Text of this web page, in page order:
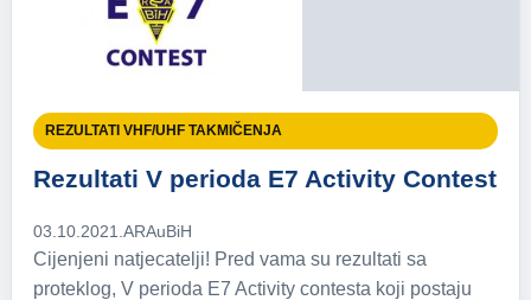
REZULTATI VHF/UHF TAKMIČENJA
Rezultati V perioda E7 Activity Contest
03.10.2021. ARAuBiH
Cijenjeni natjecatelji! Pred vama su rezultati sa
proteklog, V perioda E7 Activity contesta koji postaju